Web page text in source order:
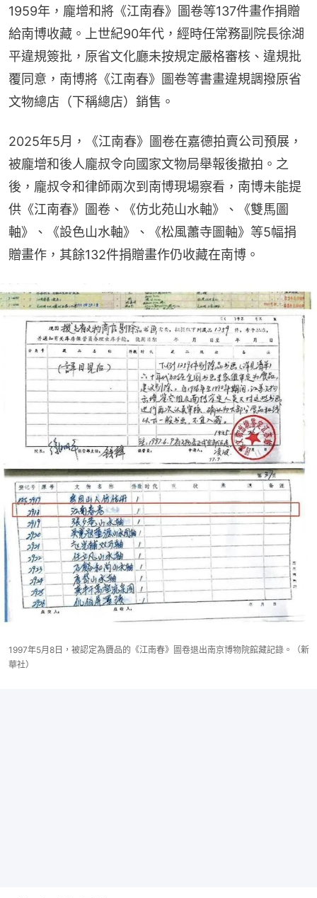
1959年，龐增和將《江南春》圖卷等137件畫作捐贈
給南博收藏。上世紀90年代，經時任常務副院長徐湖
平違規簽批，原省文化廳未按規定嚴格審核、違規批
覆同意，南博將《江南春》圖卷等書畫違規調撥原省
文物總店（下稱總店）銷售。
2025年5月，《江南春》圖卷在嘉德拍賣公司預展，
被龐增和後人龐叔令向國家文物局舉報後撤拍。之
後，龐叔令和律師兩次到南博現場察看，南博未能提
供《江南春》圖卷、《仿北苑山水軸》、《雙馬圖
軸》、《設色山水軸》、《松風蕭寺圖軸》等5幅捐
贈畫作，其餘132件捐贈畫作仍收藏在南博。
1997年5月8日，被認定為贗品的《江南春》圖卷退出南京博物院館藏記錄。（新
華社）